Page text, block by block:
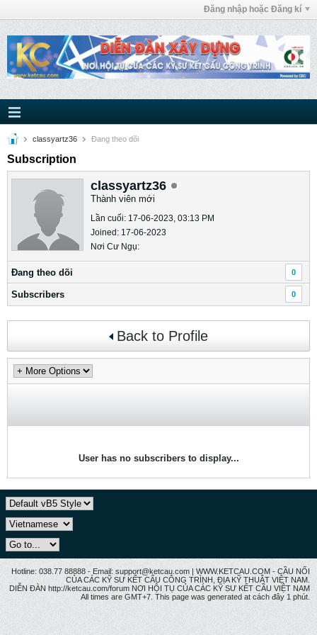
Đăng nhập hoặc Đăng kí
classyartz36 Ðang theo dõi
Subscription
classyartz36
Thành viên mới
Lần cuối: 17-06-2023, 03:13 PM
Joined: 17-06-2023
Nơi Cư Ngụ:
Ðang theo dõi 0
Subscribers 0
Back to Profile
User has no subscribers to display...
Hotline: 038.77 88888 - Email: support@ketcau.com | WWW.KETCAU.COM - CẦU NỐI
CỦA CÁC KỸ SƯ KẾT CẤU CÔNG TRÌNH, ĐỊA KỸ THUẬT VIỆT NAM.
DIỄN ĐÀN http://ketcau.com/forum NƠI HỘI TỤ CỦA CÁC KỸ SƯ KẾT CÂU VIỆT NAM
All times are GMT+7. This page was generated at cách đây 1 phút.